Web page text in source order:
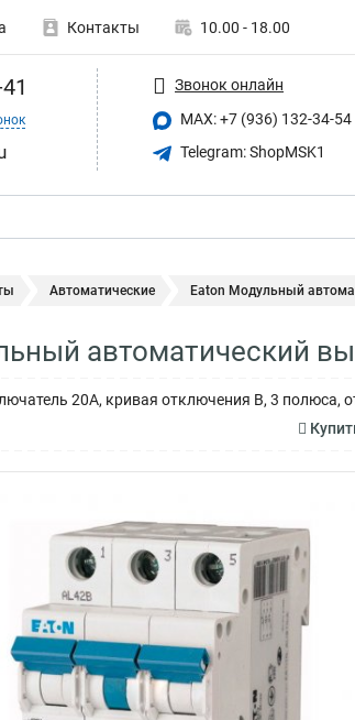
Контакты 10.00 - 18.00
Звонок онлайн
MAX: +7 (936) 132-34-54
Telegram: ShopMSK1
Автоматические Eaton Модульный
автоматический
20А, кривая отключения В, 3 полюса,